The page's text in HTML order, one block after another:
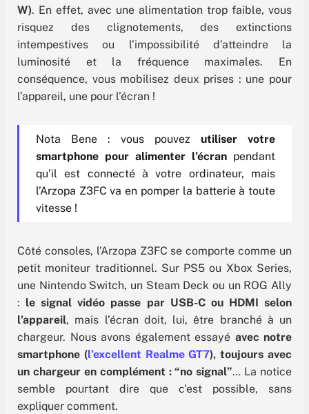
W). En effet, avec une alimentation trop faible, vous
risquez des clignotements, des extinctions
intempestives ou l’impossibilité d’atteindre la
luminosité et la fréquence maximales. En
conséquence, vous mobilisez deux prises : une pour
l’appareil, une pour l’écran !
Nota Bene : vous pouvezutiliser votre
smartphone pour alimenter l’écran pendant
qu’il est connecté à votre ordinateur, mais
l’Arzopa Z3FC va en pomper la batterie à toute
vitesse !
Côté consoles, l’Arzopa Z3FC se comporte comme un
petit moniteur traditionnel. Sur PS5 ou Xbox Series,
une Nintendo Switch, un Steam Deck ou un ROG Ally
: le signal vidéo passe par USB-C ou HDMI selon
l’appareil, mais l’écran doit, lui, être branché à un
chargeur. Nous avons également essayé avec notre
smartphone (l’excellent Realme GT7), toujours avec
un chargeur en complément : “no signal”… La notice
semble pourtant dire que c’est possible, sans
expliquer comment.